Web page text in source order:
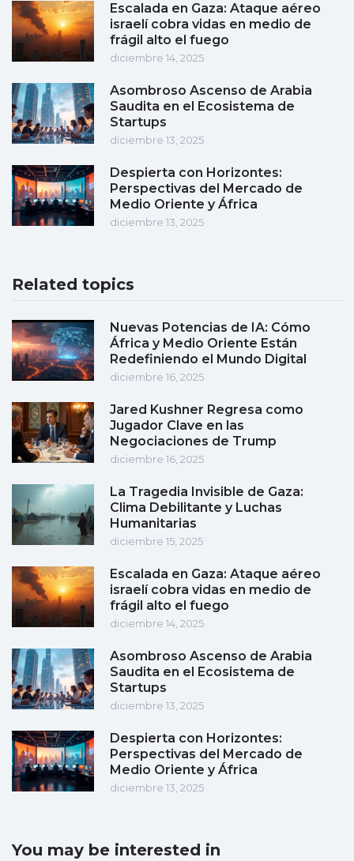
Escalada en Gaza: Ataque aéreo
israelí cobra vidas en medio de
frágil alto el fuego
diciembre 14, 2025
Asombroso Ascenso de Arabia
Saudita en el Ecosistema de
Startups
diciembre 13, 2025
Despierta con Horizontes:
Perspectivas del Mercado de
Medio Oriente y África
diciembre 13, 2025
Related topics
Nuevas Potencias de IA: Cómo
África y Medio Oriente Están
Redefiniendo el Mundo Digital
diciembre 16, 2025
Jared Kushner Regresa como
Jugador Clave en las
Negociaciones de Trump
diciembre 16, 2025
La Tragedia Invisible de Gaza:
Clima Debilitante y Luchas
Humanitarias
diciembre 15, 2025
Escalada en Gaza: Ataque aéreo
israelí cobra vidas en medio de
frágil alto el fuego
diciembre 14, 2025
Asombroso Ascenso de Arabia
Saudita en el Ecosistema de
Startups
diciembre 13, 2025
Despierta con Horizontes:
Perspectivas del Mercado de
Medio Oriente y África
diciembre 13, 2025
You may be interested in